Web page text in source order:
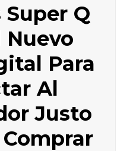
Q
Nuevo
Para
Al
Justo